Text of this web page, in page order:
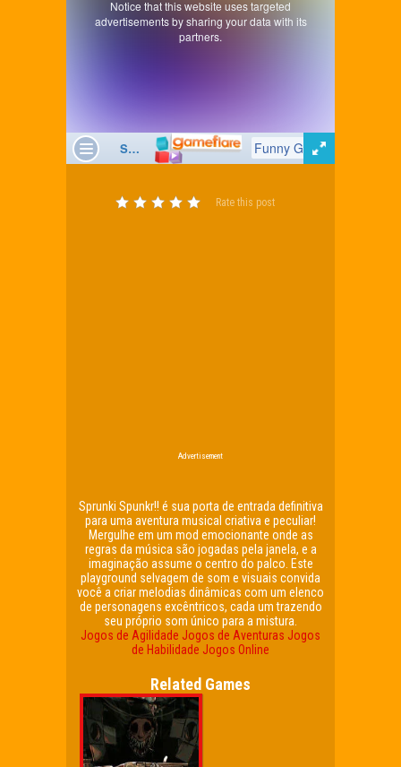
Rate this post
Advertisement
Sprunki Spunkr!! é sua porta de entrada definitiva
para uma aventura musical criativa e peculiar!
Mergulhe em um mod emocionante onde as
regras da música são jogadas pela janela, e a
imaginação assume o centro do palco. Este
playground selvagem de som e visuais convida
você a criar melodias dinâmicas com um elenco
de personagens excêntricos, cada um trazendo
seu próprio som único para a mistura.
Jogos de Agilidade Jogos de Aventuras Jogos
de Habilidade Jogos Online
Related Games